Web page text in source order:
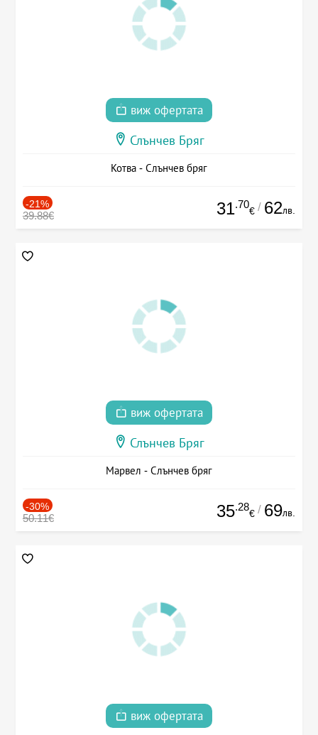
виж офертата
Слънчев Бряг
Котва - Слънчев бряг
-21%
39.88€ 31.70
€ / 62лв.
виж офертата
Слънчев Бряг
Марвел - Слънчев бряг
-30%
50.11€ 35.28
€ / 69лв.
виж офертата